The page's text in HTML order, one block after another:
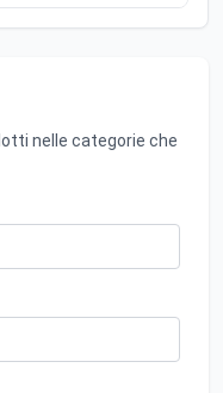
nelle categorie che